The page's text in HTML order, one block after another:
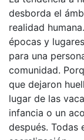
desborda el
realidad
épocas y
para una
comunidad.
que dejaron
lugar de las
infancia o un
después. Todas